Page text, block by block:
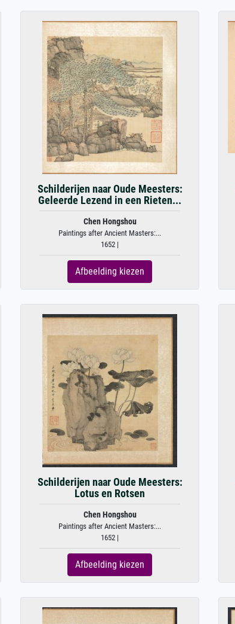
Schilderijen naar Oude Meesters:
Geleerde Lezend in een Rieten...
Chen Hongshou
Paintings after Ancient Masters:...
1652 |
Afbeelding kiezen
Schilderijen naar Oude Meesters:
Lotus en Rotsen
Chen Hongshou
Paintings after Ancient Masters:...
1652 |
Afbeelding kiezen